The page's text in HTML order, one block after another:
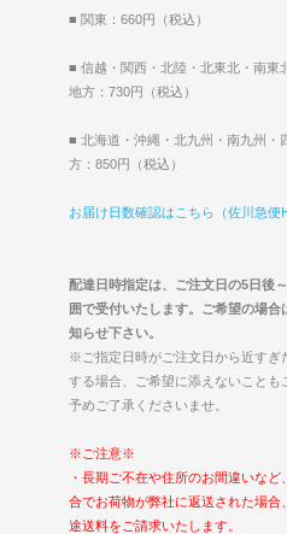
■ 関東：660円（税込）
■ 信越・関西・北陸・北東北・南東
地方：730円（税込）
■ 北海道・沖縄・北九州・南九州・
方：850円（税込）
お届け日数確認はこちら（佐川急便
配達日時指定は、ご注文日の5日後
囲で受付いたします。ご希望の場合
知らせ下さい。
※ご指定日時がご注文日から近すぎ
する場合、ご希望に添えないことも
予めご了承くださいませ。
※ご注意※
・長期ご不在や住所のお間違いなど
合でお荷物が弊社に返送された場合
途送料をご請求いたします。